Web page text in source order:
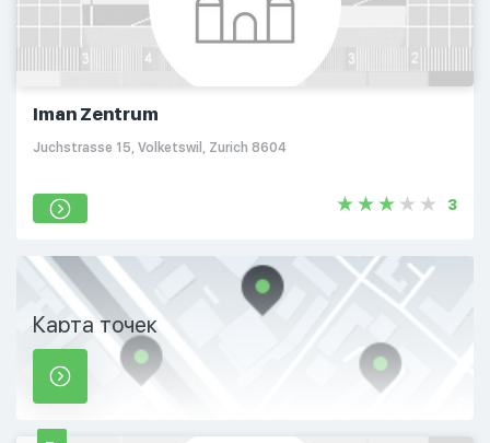
Iman Zentrum
Juchstrasse 15, Volketswil, Zurich 8604
3
Карта точек